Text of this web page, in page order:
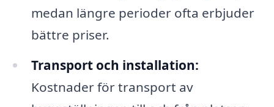
medan längre perioder ofta erbjuder
bättre priser.
Transport och installation:
Kostnader för transport av